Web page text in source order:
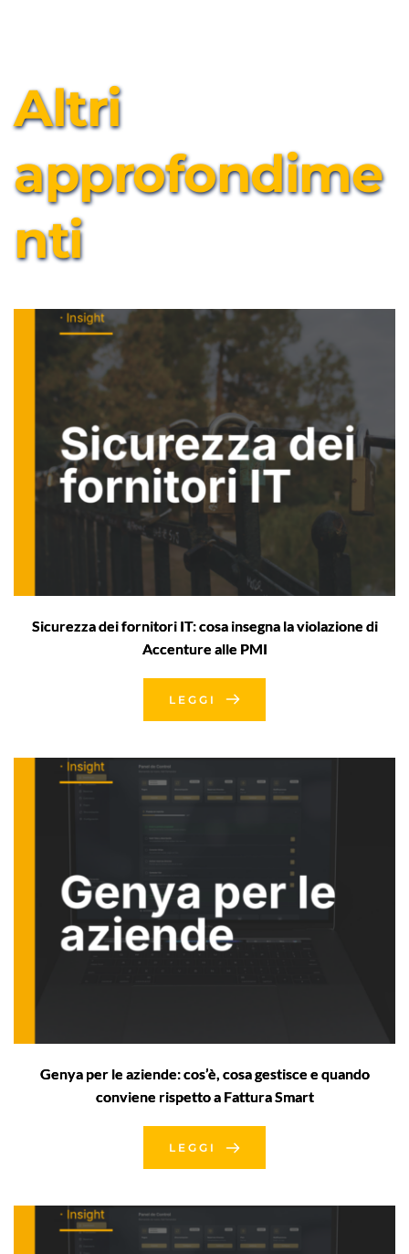
Altri
approfondime
nti
Sicurezza dei fornitori IT: cosa insegna la violazione di
Accenture alle PMI
LEGGI
Genya per le aziende: cos’è, cosa gestisce e quando
conviene rispetto a Fattura Smart
LEGGI